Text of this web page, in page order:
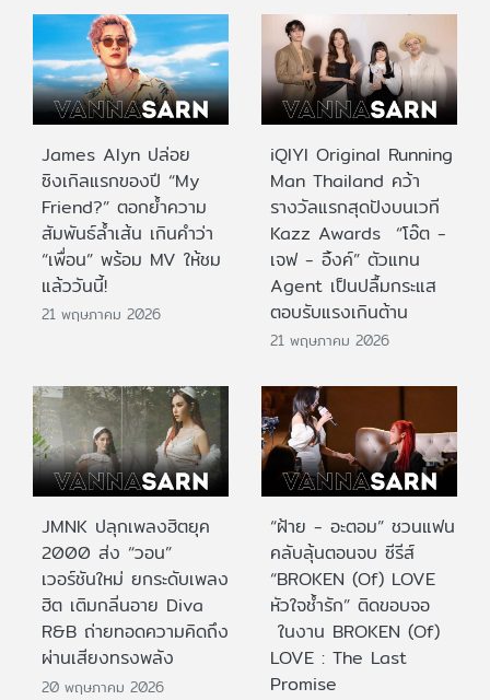
James Alyn ปล่อย
ซิงเกิลแรกของปี “My
Friend?” ตอกย้ำความ
สัมพันธ์ล้ำเส้น เกินคำว่า
“เพื่อน” พร้อม MV ให้ชม
แล้ววันนี้!
21 พฤษภาคม 2026
iQIYI Original Running
Man Thailand คว้า
รางวัลแรกสุดปังบนเวที
Kazz Awards “โอ๊ต -
เจฟ - อิ้งค์” ตัวแทน
Agent เป็นปลื้มกระแส
ตอบรับแรงเกินต้าน
21 พฤษภาคม 2026
JMNK ปลุกเพลงฮิตยุค
2000 ส่ง “วอน”
เวอร์ชันใหม่ ยกระดับเพลง
ฮิต เติมกลิ่นอาย Diva
R&B ถ่ายทอดความคิดถึง
ผ่านเสียงทรงพลัง
20 พฤษภาคม 2026
“ฝ้าย - อะตอม” ชวนแฟน
คลับลุ้นตอนจบ ซีรีส์
“BROKEN (Of) LOVE
หัวใจช้ำรัก” ติดขอบจอ
ในงาน BROKEN (Of)
LOVE : The Last
Promise